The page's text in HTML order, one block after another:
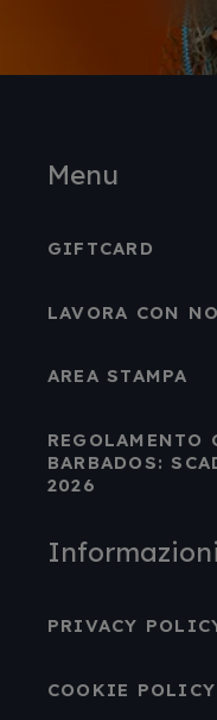
Menu
GIFTCARD
LAVORA CON
AREA STAMPA
REGOLAMENTO
BARBADOS:
2026
Informazioni
PRIVACY
COOKIE POLICY